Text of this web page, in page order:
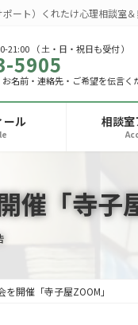
ート）くれたけ心理相談室
（ 土・日・祝日も受付 ）
5905
名前・連絡先・ご希望を伝言く
ール 相談室
催「寺子
開催「寺子屋ZOOM」